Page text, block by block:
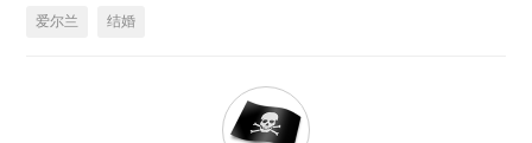
爱尔兰 结婚